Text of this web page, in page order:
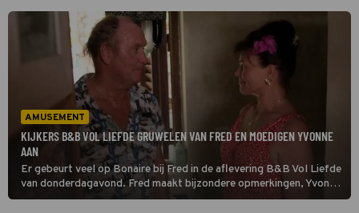
AMUSEMENT
KIJKERS B&B VOL LIEFDE GRUWELEN VAN FRED EN MOEDIGEN YVONNE
AAN
Er gebeurt veel op Bonaire bij Fred in de aflevering B&B Vol Liefde
van donderdagavond. Fred maakt bijzondere opmerkingen, Yvonne
bijt van zich af en Doete maakt haar intrede.